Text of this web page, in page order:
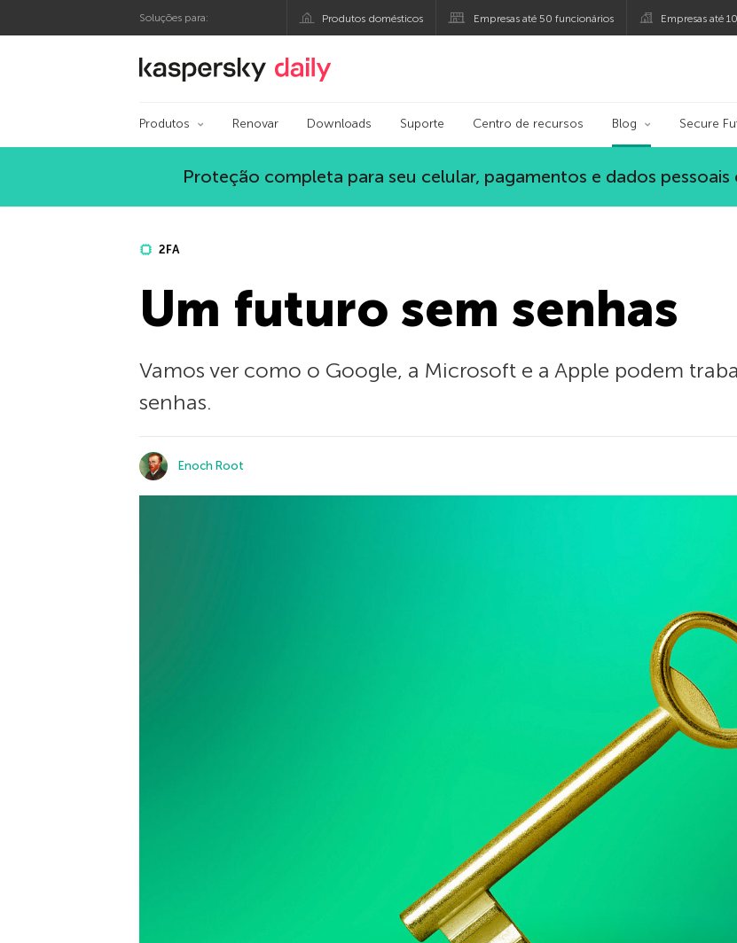
Soluções para: Produtos domésticos Empresas até 50 funcionários Empresas até
Blog oficial da Kaspersky
Produtos Renovar Downloads Suporte Centro de recursos Blog Secure
Proteção completa para seu celular, pagamentos e dados pessoais
2FA
Um futuro sem senhas
Vamos ver como o Google, a Microsoft e a Apple podem
senhas.
Enoch Root